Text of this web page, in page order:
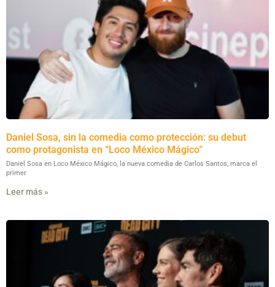
Daniel Sosa, sin la comedia como protección: su debut
como protagonista en “Loco México Mágico”
Daniel Sosa en Loco México Mágico, la nueva comedia de Carlos Santos, marca el
primer
Leer más »